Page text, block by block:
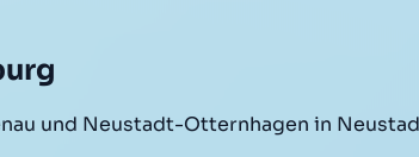
und Neustadt-Otternhagen in